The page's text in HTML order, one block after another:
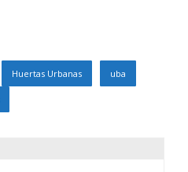
Huertas Urbanas uba